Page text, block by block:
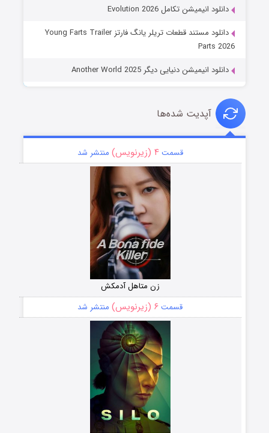
دانلود انیمیشن تکامل Evolution 2026
دانلود مستند قطعات تریلر یانگ فارتز Young Farts Trailer
Parts 2026
دانلود انیمیشن دنیایی دیگر Another World 2025
آپدیت شده‌ها
قسمت۴ (زیرنویس) منتشر شد
زن متاهل آدمکش
قسمت ۶ (زیرنویس) منتشر شد